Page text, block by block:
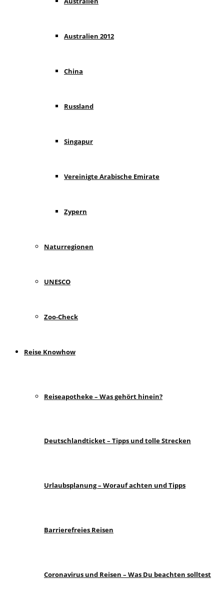
Australien 2012
China
Russland
Singapur
Vereinigte Arabische Emirate
Zypern
Naturregionen
UNESCO
Zoo-Check
Reise Knowhow
Reiseapotheke – Was gehört hinein?
Deutschlandticket – Tipps und tolle Strecken
Urlaubsplanung – Worauf achten und Tipps
Barrierefreies Reisen
Coronavirus und Reisen – Was Du beachten solltest